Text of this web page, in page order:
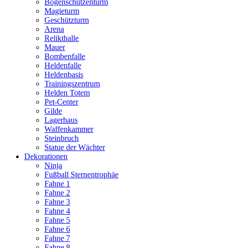
Bogenschützenturm
Magieturm
Geschützturm
Arena
Relikthalle
Mauer
Bombenfalle
Heldenfalle
Heldenbasis
Trainingszentrum
Helden Totem
Pet-Center
Gilde
Lagerhaus
Waffenkammer
Steinbruch
Statue der Wächter
Dekorationen
Ninja
Fußball Sternentrophäe
Fahne 1
Fahne 2
Fahne 3
Fahne 4
Fahne 5
Fahne 6
Fahne 7